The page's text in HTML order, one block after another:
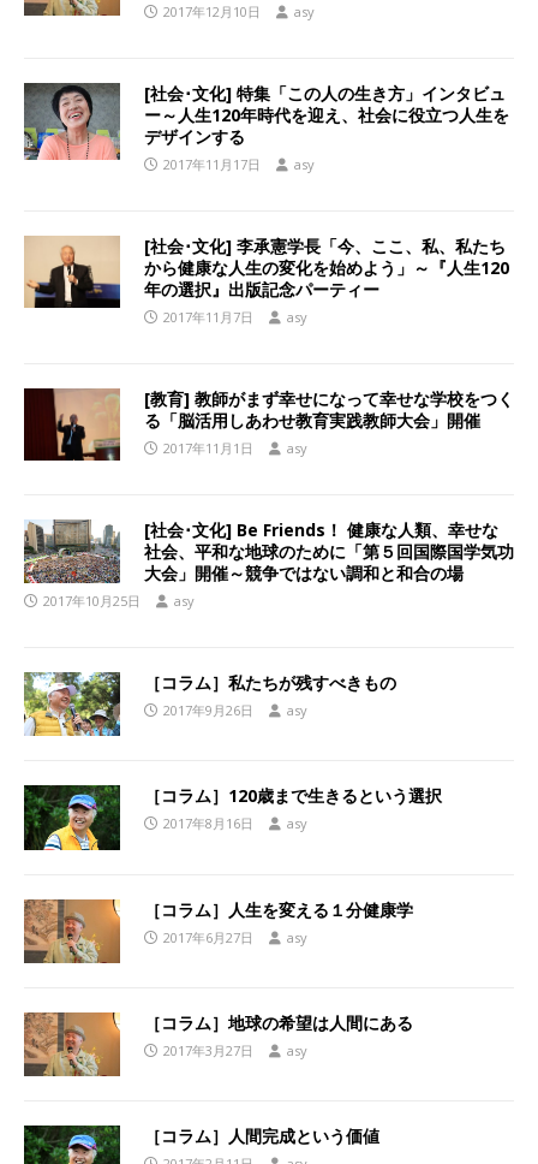
2017年12月10日 asy
[社会･文化] 特集「この人の生き方」インタビュ
ー～人生120年時代を迎え、社会に役立つ人生を
デザインする
2017年11月17日 asy
[社会･文化] 李承憲学長「今、ここ、私、私たち
から健康な人生の変化を始めよう」～『人生120
年の選択』出版記念パーティー
2017年11月7日 asy
[教育] 教師がまず幸せになって幸せな学校をつく
る「脳活用しあわせ教育実践教師大会」開催
2017年11月1日 asy
[社会･文化] Be Friends！ 健康な人類、幸せな
社会、平和な地球のために「第５回国際国学気功
大会」開催～競争ではない調和と和合の場
2017年10月25日 asy
［コラム］私たちが残すべきもの
2017年9月26日 asy
［コラム］120歳まで生きるという選択
2017年8月16日 asy
［コラム］人生を変える１分健康学
2017年6月27日 asy
［コラム］地球の希望は人間にある
2017年3月27日 asy
［コラム］人間完成という価値